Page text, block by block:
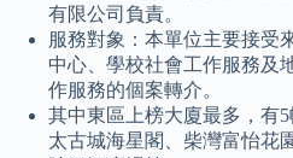
有限公司負責。
服務對象：本單位主要接受
中心、學校社會工作服務及
作服務的個案轉介。
其中東區上榜大廈最多，有
太古城海星閣、柴灣富怡花